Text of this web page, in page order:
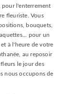
pour l'enterrement
fleuriste. Vous
bouquets,
pour un
à l'heure de votre
au reposoir
le jour des
nous occupons de